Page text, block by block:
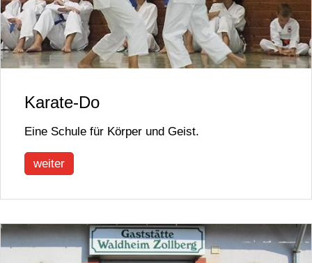
Karate-Do
Eine Schule für Körper und Geist.
weiter